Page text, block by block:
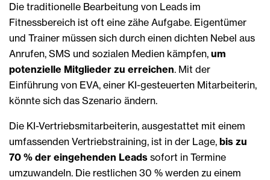
Die traditionelle Bearbeitung von Leads im
Fitnessbereich ist oft eine zähe Aufgabe. Eigentümer
und Trainer müssen sich durch einen dichten Nebel aus
Anrufen, SMS und sozialen Medien kämpfen, um
potenzielle Mitglieder zu erreichen. Mit der
Einführung von EVA, einer KI-gesteuerten Mitarbeiterin,
könnte sich das Szenario ändern.
Die KI-Vertriebsmitarbeiterin, ausgestattet mit einem
umfassenden Vertriebstraining, ist in der Lage, bis zu
70 % der eingehenden Leads sofort in Termine
umzuwandeln. Die restlichen 30 % werden zu einem